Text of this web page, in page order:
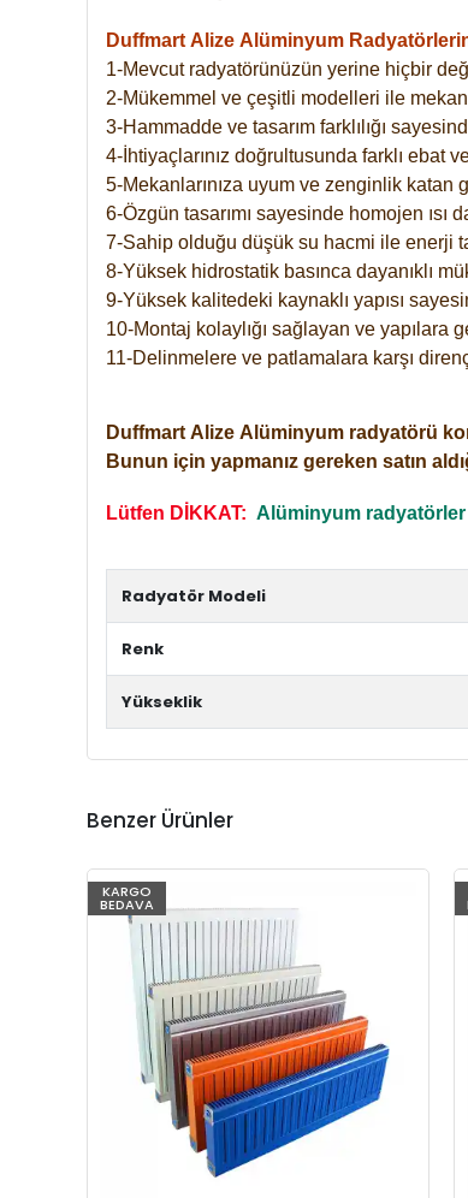
Duffmart Alize Alüminyum
1-Mevcut radyatörünüzün yerine hiçbir
2-Mükemmel ve çeşitli modelleri ile
3-Hammadde ve tasarım farklılığı
4-İhtiyaçlarınız doğrultusunda farklı ebat
5-Mekanlarınıza uyum ve zenginlik katan
6-Özgün tasarımı sayesinde homojen ısı
7-Sahip olduğu düşük su hacmi ile enerji
8-Yüksek hidrostatik basınca dayanıklı
9-Yüksek kalitedeki kaynaklı yapısı
10-Montaj kolaylığı sağlayan ve yapılara
11-Delinmelere ve patlamalara karşı
Duffmart Alize Alüminyum radyatörü
Bunun için yapmanız gereken satın
Lütfen DİKKAT: Alüminyum
Radyatör Modeli
Renk
Yükseklik
Benzer Ürünler
KARGO
BEDAVA